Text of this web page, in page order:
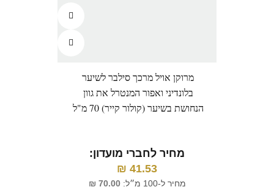
מרוקן אויל מרכך סילבר לשיער
בלונדיני ואפור המנטרל את גוון
הנחושת בשיער (קולור קייר) 70 מ"ל
מחיר לחברי מועדון:
41.53
₪
מחיר ל-100 מ״ל: 70.00
₪